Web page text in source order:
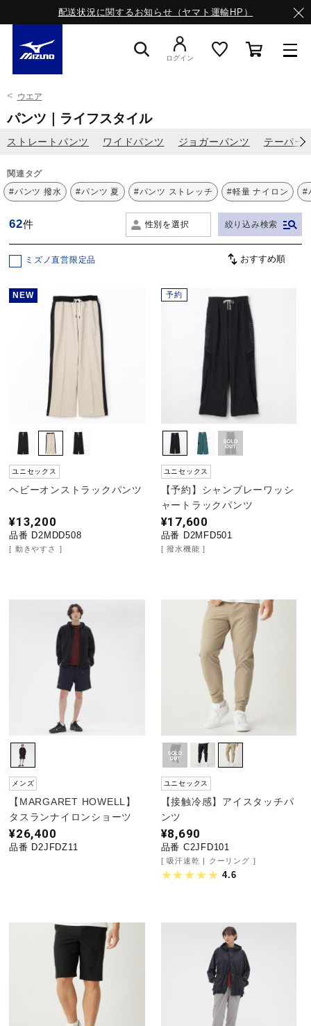
配送状況に関するお知らせ（ヤマト運輸HP）
ライフスタイルウエア
ランニング
トレーニング
ゴルフ
スイム
テニス／ソフトテニス
バドミントン
陸上競技
卓球
柔道
ウィンタースポーツ
ウォーキングシューズ
ライフスタイルグッズ
ログイン
ウエア
パンツ｜ライフスタイル
ストレートパンツ ワイドパンツ ジョガーパンツ テーパー
関連タグ
#パンツ 撥水
#パンツ 夏 #パンツ ストレッチ #軽量 ナイロン #
62件 性別を選択 絞り込み検索
ミズノ直営限定品
NEW
ユニセックス
ヘビーオンストラックパンツ
¥13,200
品番 D2MDD508
動きやすさ
予約
ユニセックス
【予約】シャンブレーワッシ
ャートラックパンツ
¥17,600
品番 D2MFD501
撥水機能
メンズ
【MARGARET HOWELL】
タスランナイロンショーツ
¥26,400
品番 D2JFDZ11
ユニセックス
【接触冷感】アイスタッチパ
ンツ
¥8,690
品番 C2JFD101
吸汗速乾 クーリング
4.6